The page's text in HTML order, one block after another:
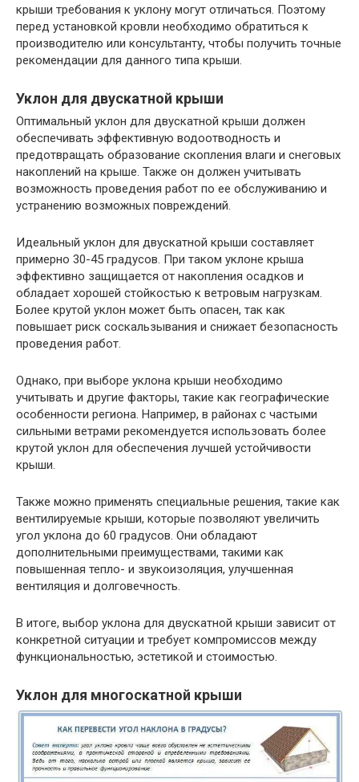
крыши требования к уклону могут отличаться. Поэтому
перед установкой кровли необходимо обратиться к
производителю или консультанту, чтобы получить точные
рекомендации для данного типа крыши.
Уклон для двускатной крыши
Оптимальный уклон для двускатной крыши должен
обеспечивать эффективную водоотводность и
предотвращать образование скопления влаги и снеговых
накоплений на крыше. Также он должен учитывать
возможность проведения работ по ее обслуживанию и
устранению возможных повреждений.
Идеальный уклон для двускатной крыши составляет
примерно 30-45 градусов. При таком уклоне крыша
эффективно защищается от накопления осадков и
обладает хорошей стойкостью к ветровым нагрузкам.
Более крутой уклон может быть опасен, так как
повышает риск соскальзывания и снижает безопасность
проведения работ.
Однако, при выборе уклона крыши необходимо
учитывать и другие факторы, такие как географические
особенности региона. Например, в районах с частыми
сильными ветрами рекомендуется использовать более
крутой уклон для обеспечения лучшей устойчивости
крыши.
Также можно применять специальные решения, такие как
вентилируемые крыши, которые позволяют увеличить
угол уклона до 60 градусов. Они обладают
дополнительными преимуществами, такими как
повышенная тепло- и звукоизоляция, улучшенная
вентиляция и долговечность.
В итоге, выбор уклона для двускатной крыши зависит от
конкретной ситуации и требует компромиссов между
функциональностью, эстетикой и стоимостью.
Уклон для многоскатной крыши